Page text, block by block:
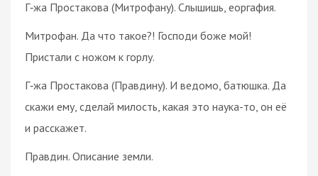
Г‑жа Простакова (Митрофану). Слышишь, еоргафия.
Митрофан. Да что такое?! Господи боже мой!
Пристали с ножом к горлу.
Г‑жа Простакова (Правдину). И ведомо, батюшка. Да
скажи ему, сделай милость, какая это наука-то, он её
и расскажет.
Правдин. Описание земли.